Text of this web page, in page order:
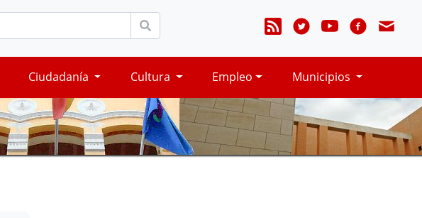
Ciudadanía Cultura Empleo Municipios